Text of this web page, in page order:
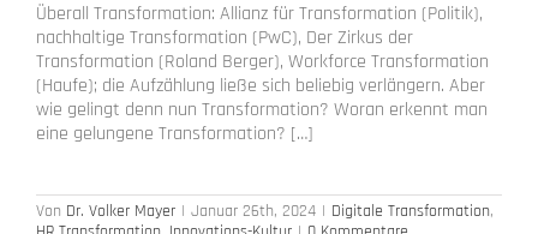
Überall Transformation: Allianz für Transformation (Politik),
nachhaltige Transformation (PwC), Der Zirkus der
Transformation (Roland Berger), Workforce Transformation
(Haufe); die Aufzählung ließe sich beliebig verlängern. Aber
wie gelingt denn nun Transformation? Woran erkennt man
eine gelungene Transformation? […]
Von Dr. Volker Mayer | Januar 26th, 2024 | Digitale Transformation,